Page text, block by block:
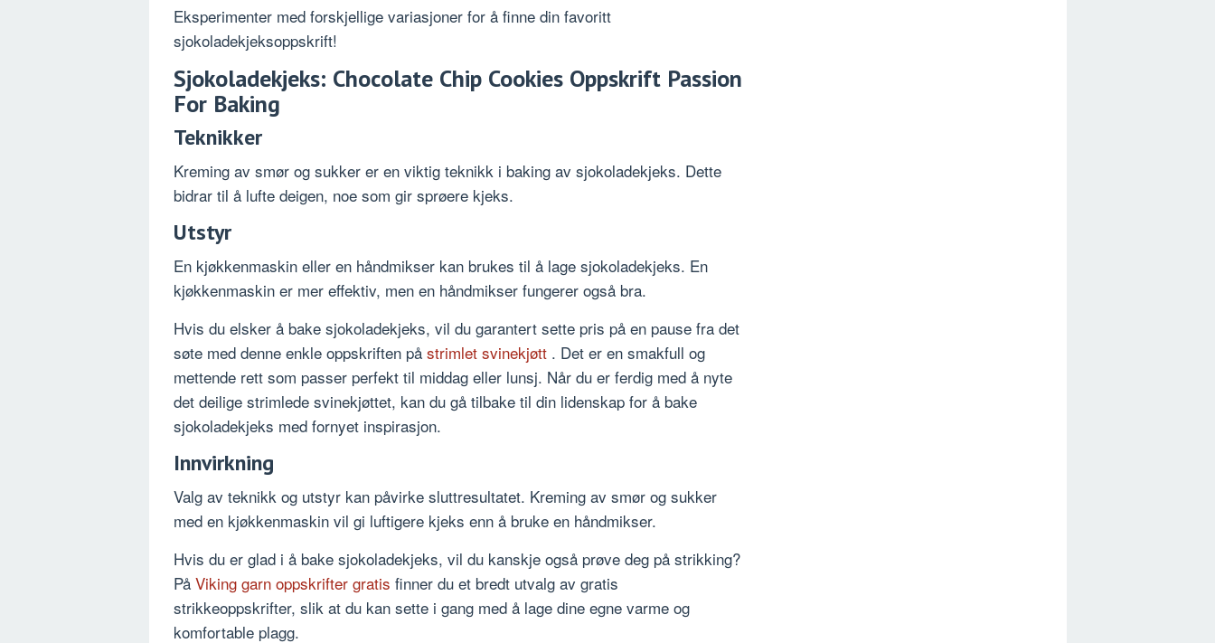
Eksperimenter med forskjellige variasjoner for å finne din favoritt
sjokoladekjeksoppskrift!
Sjokoladekjeks: Chocolate Chip Cookies Oppskrift Passion
For Baking
Teknikker
Kreming av smør og sukker er en viktig teknikk i baking av sjokoladekjeks. Dette
bidrar til å lufte deigen, noe som gir sprøere kjeks.
Utstyr
En kjøkkenmaskin eller en håndmikser kan brukes til å lage sjokoladekjeks. En
kjøkkenmaskin er mer effektiv, men en håndmikser fungerer også bra.
Hvis du elsker å bake sjokoladekjeks, vil du garantert sette pris på en pause fra det
søte med denne enkle oppskriften på strimlet svinekjøtt . Det er en smakfull og
mettende rett som passer perfekt til middag eller lunsj. Når du er ferdig med å nyte
det deilige strimlede svinekjøttet, kan du gå tilbake til din lidenskap for å bake
sjokoladekjeks med fornyet inspirasjon.
Innvirkning
Valg av teknikk og utstyr kan påvirke sluttresultatet. Kreming av smør og sukker
med en kjøkkenmaskin vil gi luftigere kjeks enn å bruke en håndmikser.
Hvis du er glad i å bake sjokoladekjeks, vil du kanskje også prøve deg på strikking?
På Viking garn oppskrifter gratis finner du et bredt utvalg av gratis
strikkeoppskrifter, slik at du kan sette i gang med å lage dine egne varme og
komfortable plagg.